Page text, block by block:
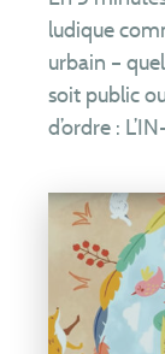
Extranet élus
Appel d’offres
Régler une
ludique
urbain –
soit public
d’ordre :